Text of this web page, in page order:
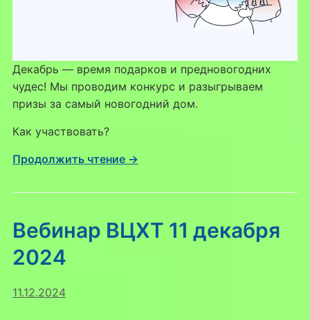
Декабрь — время подарков и предновогодних
чудес! Мы проводим конкурс и разыгрываем
призы за самый новогодний дом.
Как участвовать?
Продолжить чтение →
Вебинар ВЦХТ 11 декабря
2024
11.12.2024